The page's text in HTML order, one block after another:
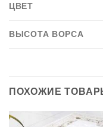
ЦВЕТ
ВЫСОТА ВОРСА
ПОХОЖИЕ